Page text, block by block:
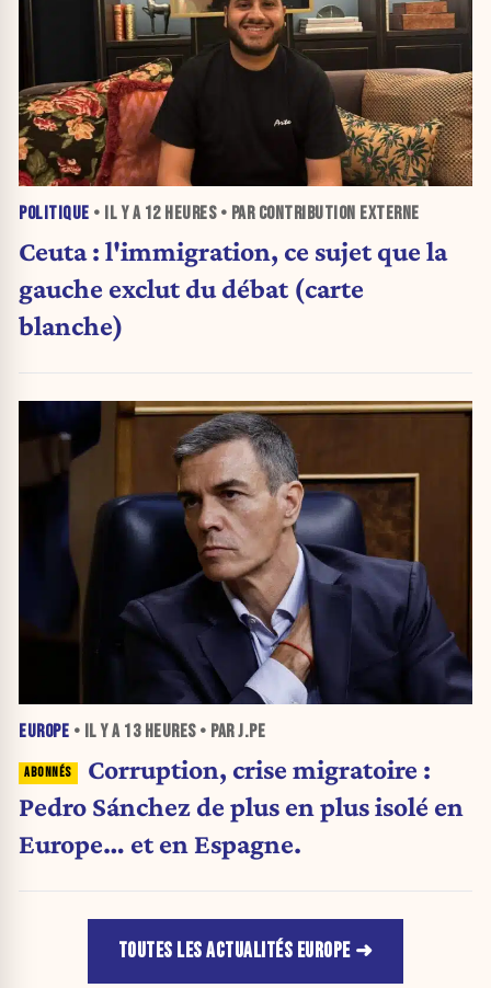
POLITIQUE • IL Y A 12 HEURES• PAR CONTRIBUTION EXTERNE
Ceuta : l'immigration, ce sujet que la
gauche exclut du débat (carte
blanche)
EUROPE • IL Y A 13 HEURES• PAR J.PE
Corruption, crise migratoire :
Pedro Sánchez de plus en plus isolé en
Europe… et en Espagne.
TOUTES LES ACTUALITÉS EUROPE